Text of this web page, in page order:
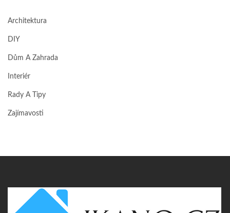
Architektura
DIY
Dům A Zahrada
Interiér
Rady A Tipy
Zajímavosti